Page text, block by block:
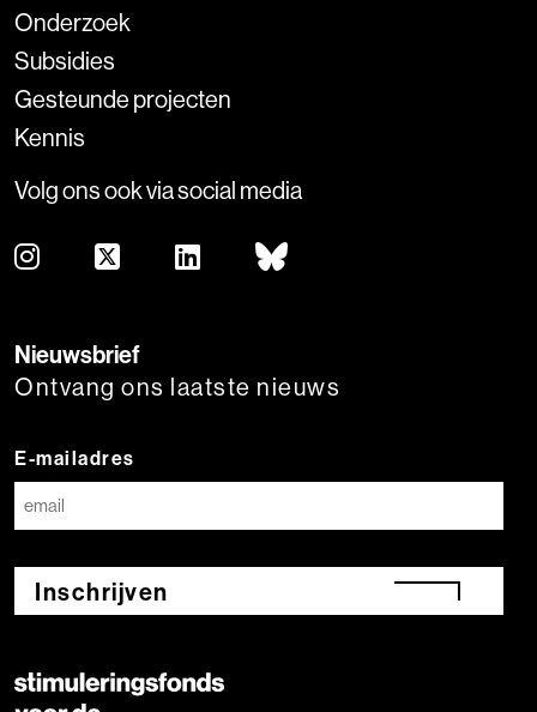
Onderzoek
Subsidies
Gesteunde projecten
Kennis
Volg ons ook via social media
Nieuwsbrief
Ontvang ons laatste nieuws
E-mailadres
Inschrijven